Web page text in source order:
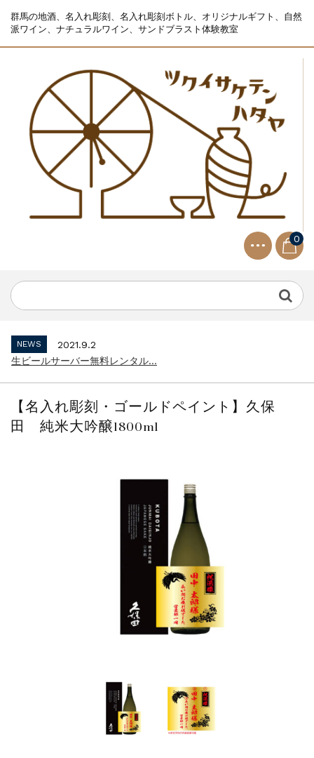
群馬の地酒、名入れ彫刻、名入れ彫刻ボトル、オリジナルギフト、自然
派ワイン、ナチュラルワイン、サンドブラスト体験教室
0
生ビールサーバー無料レンタル...
NEWS
2023.10.2
NEWS
2021.9.2
生ビールサーバー無料レンタル...
NEWS
2021.9.2
生ビールサーバー無料レンタル...
【名入れ彫刻・ゴールドペイント】久保
田 純米大吟醸1800ml